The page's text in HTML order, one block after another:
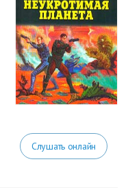
Слушать онлайн